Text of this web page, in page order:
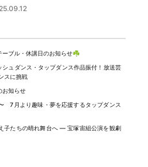
ーブル・休講日のお知らせ☘️
ュダンス・タップダンス作品振付！放送芸
スに挑戦
お知らせ
7月より趣味・夢を応援するタップダンス
子たちの晴れ舞台へ ― 宝塚宙組公演を観劇